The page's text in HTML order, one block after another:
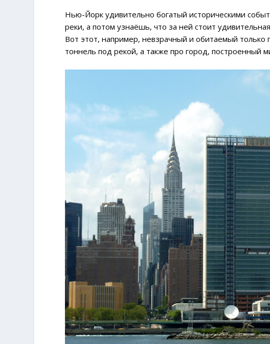
Нью-Йорк удивительно богатый историческими
реки, а потом узнаёшь, что за ней стоит
Вот этот, например, невзрачный и обитаемый
тоннель под рекой, а также про город, построенный